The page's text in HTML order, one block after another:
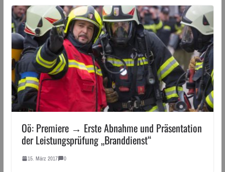
Oö: Premiere → Erste Abnahme und Präsentation
der Leistungsprüfung „Branddienst“
15. März 2017 0